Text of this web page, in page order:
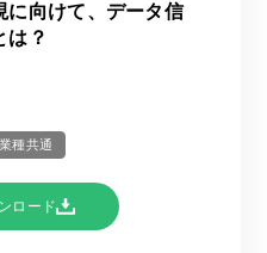
に向けて、データ信
は？
業種共通
ロード